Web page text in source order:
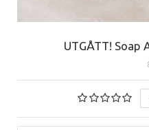
UTGÅTT! Soap